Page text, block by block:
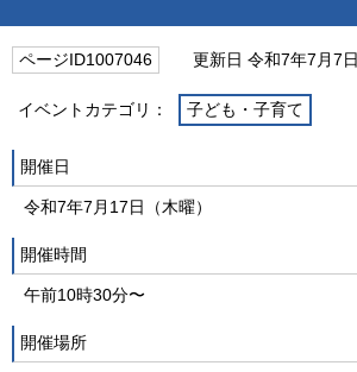
ページID1007046 更新日 令和7年7月7日
イベントカテゴリ： 子ども・子育て
開催日
令和7年7月17日（木曜）
開催時間
午前10時30分〜
開催場所